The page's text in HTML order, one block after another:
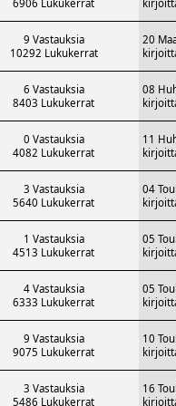
6906 Lukukerrat
9 Vastauksia
10292 Lukukerrat
20
6 Vastauksia
8403 Lukukerrat
08
0 Vastauksia
4082 Lukukerrat
11
3 Vastauksia
5640 Lukukerrat
04
1 Vastauksia
4513 Lukukerrat
05
4 Vastauksia
6333 Lukukerrat
05
9 Vastauksia
9075 Lukukerrat
10
3 Vastauksia
5486 Lukukerrat
16